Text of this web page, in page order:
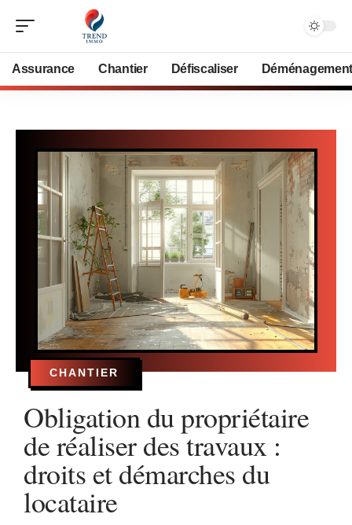
Assurance Chantier Défiscaliser Déménagement
CHANTIER
Obligation du propriétaire
de réaliser des travaux :
droits et démarches du
locataire